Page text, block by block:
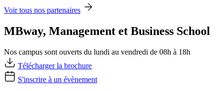
Voir tous nos partenaires
MBway, Management et Business School
Nos campus sont ouverts du lundi au vendredi de 08h à 18h
Télécharger la brochure
S'inscrire à un évènement